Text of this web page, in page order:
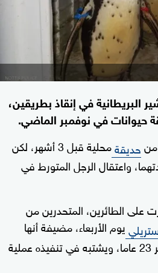
في إنقاذ بطريقين،
في نوفمبر الماضي.
منحديقةمحلية قبل 3 أشهر، لكن
واعتقال الرجل المتورط في
على الطائرين، المتحدرين من
يوم الأربعاء، مضيفة أنها
اعتقلت رجلا يبلغ من العمر 23 عاما، ويشتبه في تنفيذه عملية